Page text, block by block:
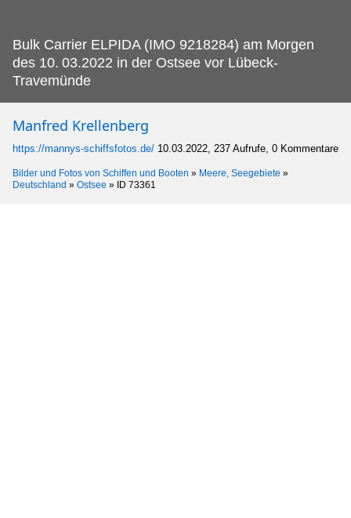
Bulk Carrier ELPIDA (IMO 9218284) am Morgen
des 10. 03.2022 in der Ostsee vor Lübeck-
Travemünde
Manfred Krellenberg
https://mannys-schiffsfotos.de/ 10.03.2022, 237 Aufrufe, 0 Kommentare
Bilder und Fotos von Schiffen und Booten » Meere, Seegebiete »
Deutschland » Ostsee » ID 73361